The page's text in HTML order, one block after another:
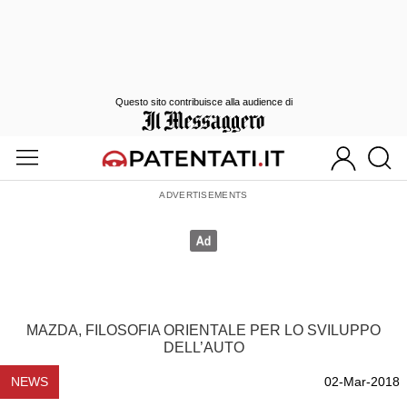
MAZDA, FILOSOFIA ORIENTALE PER LO SVILUPPO
DELL’AUTO
NEWS 02-Mar-2018
Questo sito contribuisce alla audience di